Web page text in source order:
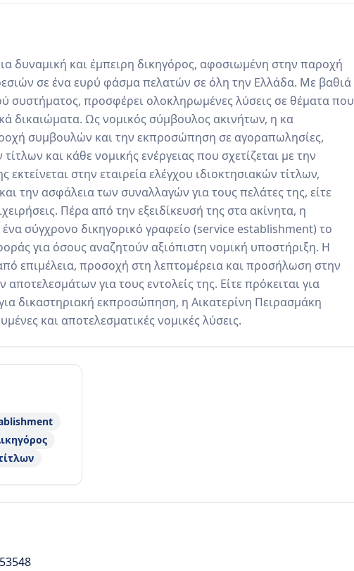
δυναμική και έμπειρη δικηγόρος, αφοσιωμένη στην παροχή
σε ένα ευρύ φάσμα πελατών σε όλη την Ελλάδα. Με βαθιά
συστήματος, προσφέρει ολοκληρωμένες λύσεις σε θέματα που
δικαιώματα. Ως νομικός σύμβουλος ακινήτων, η κα
συμβουλών και την εκπροσώπηση σε αγοραπωλησίες,
και κάθε νομικής ενέργειας που σχετίζεται με την
εκτείνεται στην εταιρεία ελέγχου ιδιοκτησιακών τίτλων,
την ασφάλεια των συναλλαγών για τους πελάτες της, είτε
Πέρα από την εξειδίκευσή της στα ακίνητα, η
σύγχρονο δικηγορικό γραφείο (service establishment) το
για όσους αναζητούν αξιόπιστη νομική υποστήριξη. Η
επιμέλεια, προσοχή στη λεπτομέρεια και προσήλωση στην
για τους εντολείς της. Είτε πρόκειται για
δικαστηριακή εκπροσώπηση, η Αικατερίνη Πειρασμάκη
και αποτελεσματικές νομικές λύσεις.